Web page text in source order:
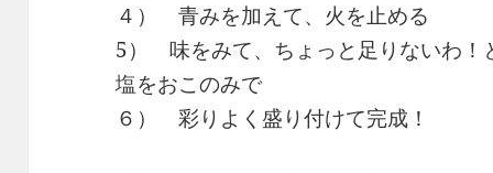
４） 青みを加えて、火を止める
5） 味をみて、ちょっと足りないわ！
塩をおこのみで
６） 彩りよく盛り付けて完成！